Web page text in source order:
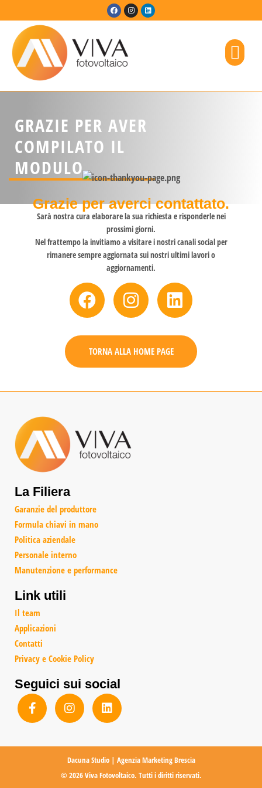
GRAZIE PER AVER
COMPILATO IL
MODULO
Grazie per averci contattato.
Sarà nostra cura elaborare la sua richiesta e risponderle nei
prossimi giorni.
Nel frattempo la invitiamo a visitare i nostri canali social per
rimanere sempre aggiornata sui nostri ultimi lavori o
aggiornamenti.
TORNA ALLA HOME PAGE
La Filiera
Garanzie del produttore
Formula chiavi in mano
Politica aziendale
Personale interno
Manutenzione e performance
Link utili
Il team
Applicazioni
Contatti
Privacy e Cookie Policy
Seguici sui social
Dacuna Studio | Agenzia Marketing Brescia
© 2026 Viva Fotovoltaico. Tutti i diritti riservati.